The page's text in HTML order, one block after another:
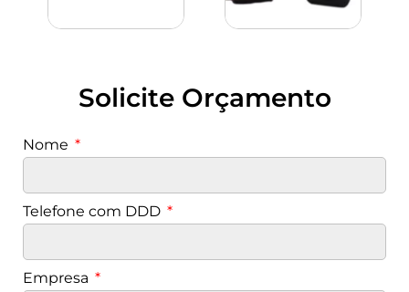
Solicite Orçamento
Nome
Telefone com DDD
Empresa